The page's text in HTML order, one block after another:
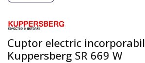
Cuptor electric incorporabil
Kuppersberg SR 669 W